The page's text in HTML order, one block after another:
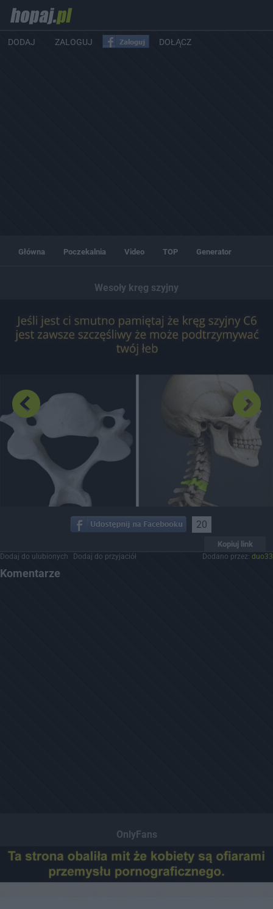
DODAJ ZALOGUJ DOŁĄCZ
Główna Poczekalnia Video TOP Generator
Wesoły kręg szyjny
20
Kopiuj link
Dodaj do ulubionych Dodaj do przyjaciół Dodano przez: duo33
Komentarze
OnlyFans